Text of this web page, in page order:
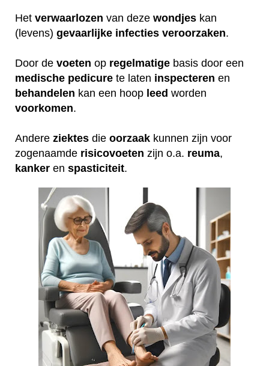
Het verwaarlozen van deze wondjes kan
(levens) gevaarlijke infecties veroorzaken.
Door de voeten op regelmatige basis door een
medische pedicure te laten inspecteren en
behandelen kan een hoop leed worden
voorkomen.
Andere ziektes die oorzaak kunnen zijn voor
zogenaamde risicovoeten zijn o.a. reuma,
kanker en spasticiteit.